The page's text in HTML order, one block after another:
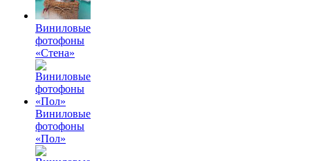
Виниловые
фотофоны
«Стена»
Виниловые
фотофоны
«Пол»